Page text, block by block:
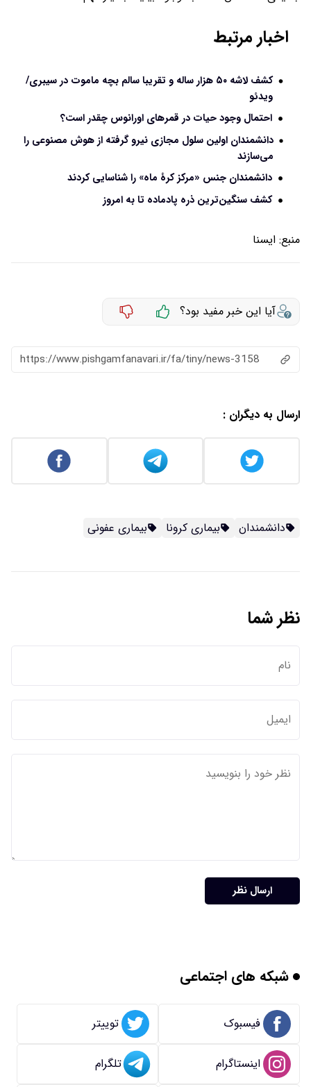
اخبار مرتبط
کشف لاشه ۵۰‌ هزار ساله و تقریبا سالم بچه ماموت در سیبری/
ویدئو
احتمال وجود حیات در قمرهای اورانوس چقدر است؟
دانشمندان اولین سلول مجازی نیرو گرفته از هوش مصنوعی را
می‌سازند
دانشمندان جنس «مرکز کرۀ ماه» را شناسایی کردند
کشف سنگین‌ترین ذره پادماده تا به امروز
منبع: ایسنا
آیا این خبر مفید بود؟
https://www.pishgamfanavari.ir/fa/tiny/news-3158
ارسال به دیگران :
دانشمندان بیماری کرونا بیماری عفونی
نظر شما
ارسال نظر
شبکه های اجتماعی
فیسبوک توییتر
اینستاگرام تلگرام